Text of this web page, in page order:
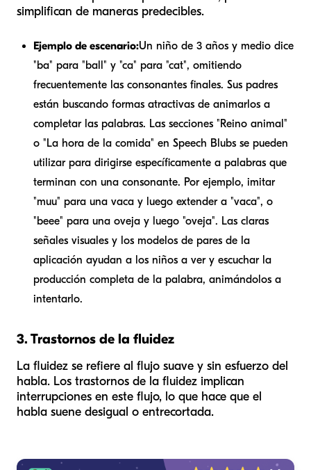
simplifican de maneras predecibles.
Ejemplo de escenario:Un niño de 3 años y medio dice
"ba" para "ball" y "ca" para "cat", omitiendo
frecuentemente las consonantes finales. Sus padres
están buscando formas atractivas de animarlos a
completar las palabras. Las secciones "Reino animal"
o "La hora de la comida" en Speech Blubs se pueden
utilizar para dirigirse específicamente a palabras que
terminan con una consonante. Por ejemplo, imitar
"muu" para una vaca y luego extender a "vaca", o
"beee" para una oveja y luego "oveja". Las claras
señales visuales y los modelos de pares de la
aplicación ayudan a los niños a ver y escuchar la
producción completa de la palabra, animándolos a
intentarlo.
3. Trastornos de la fluidez
La fluidez se refiere al flujo suave y sin esfuerzo del
habla. Los trastornos de la fluidez implican
interrupciones en este flujo, lo que hace que el
habla suene desigual o entrecortada.